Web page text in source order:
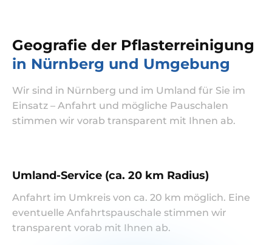
Geografie der Pflasterreinigung
in Nürnberg und Umgebung
Wir sind in Nürnberg und im Umland für Sie im
Einsatz – Anfahrt und mögliche Pauschalen
stimmen wir vorab transparent mit Ihnen ab.
Umland-Service (ca. 20 km Radius)
Anfahrt im Umkreis von ca. 20 km möglich. Eine
eventuelle Anfahrtspauschale stimmen wir
transparent vorab mit Ihnen ab.